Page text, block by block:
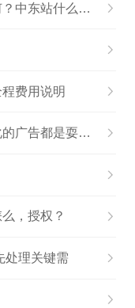
印度站有没有FBA？澳洲站流量如何？中东站什么不能卖？这篇扫尽所有疑虑！
费用说明
花了钱也看不到效果？一切不做优化的广告都是耍流氓
，授权？
处理关键需